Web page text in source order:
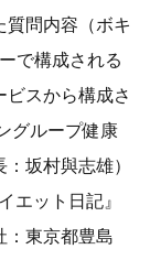
質問内容（ボキ
で構成される
スから構成さ
グループ健康
坂村與志雄）
エット日記』
：東京都豊島